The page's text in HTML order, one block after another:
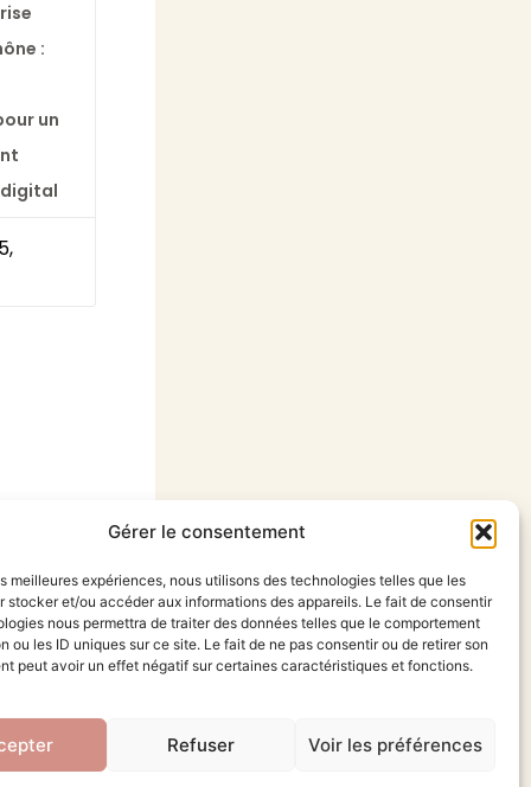
Gérer le consentement
meilleures expériences, nous utilisons des technologies telles que les
stocker et/ou accéder aux informations des appareils. Le fait de consentir
nous permettra de traiter des données telles que le comportement
ou les ID uniques sur ce site. Le fait de ne pas consentir ou de retirer son
peut avoir un effet négatif sur certaines caractéristiques et fonctions.
Refuser Voir les préférences
:
un